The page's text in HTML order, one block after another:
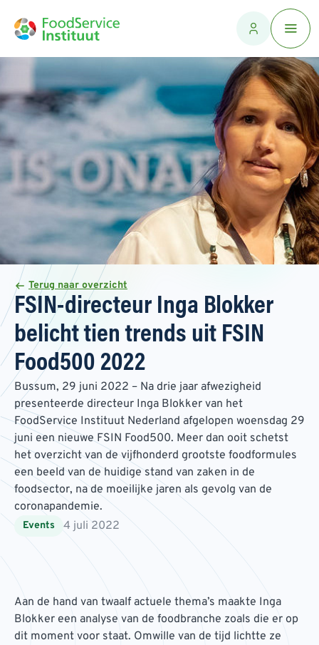
Terug naar overzicht
FSIN-directeur Inga Blokker
belicht tien trends uit FSIN
Food500 2022
Bussum, 29 juni 2022 – Na drie jaar afwezigheid
presenteerde directeur Inga Blokker van het
FoodService Instituut Nederland afgelopen woensdag 29
juni een nieuwe FSIN Food500. Meer dan ooit schetst
het overzicht van de vijfhonderd grootste foodformules
een beeld van de huidige stand van zaken in de
foodsector, na de moeilijke jaren als gevolg van de
coronapandemie.
Events 4 juli 2022
Aan de hand van twaalf actuele thema’s maakte Inga
Blokker een analyse van de foodbranche zoals die er op
dit moment voor staat. Omwille van de tijd lichtte ze